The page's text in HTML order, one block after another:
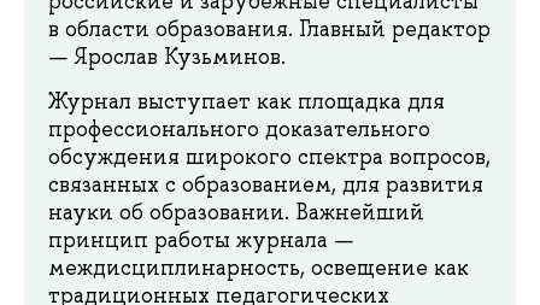
в области образования. Главный редактор
— Ярослав Кузьминов.
Журнал выступает как площадка для
профессионального доказательного
обсуждения широкого спектра вопросов,
связанных с образованием, для развития
науки об образовании. Важнейший
принцип работы журнала —
междисциплинарность, освещение как
традиционных педагогических